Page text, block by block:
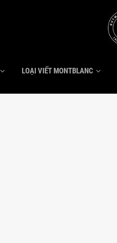
LOẠI VIẾT MONTBLANC